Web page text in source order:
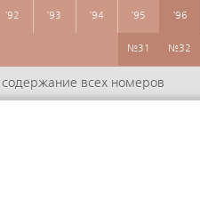
'92 '93 '94 '95 '96
№31 №32
содержание всех номеров